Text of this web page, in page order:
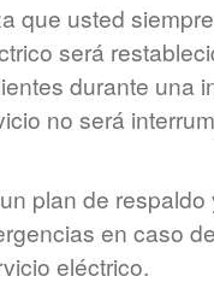
que usted
será
durante una
no será
plan de respaldo
en caso
eléctrico.